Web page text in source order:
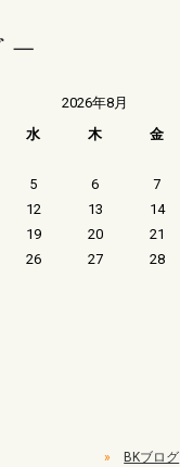
2026年8月
水 木 金
5 6 7
12 13 14
19 20 21
26 27 28
» BKブログ